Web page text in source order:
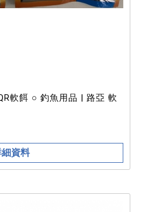
軟餌 ○ 釣魚用品 | 路亞 軟
資料